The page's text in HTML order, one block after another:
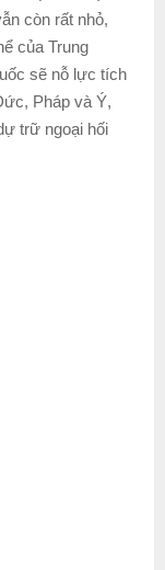
còn rất nhỏ,
của Trung
sẽ nỗ lực tích
Pháp và Ý,
trữ ngoại hối